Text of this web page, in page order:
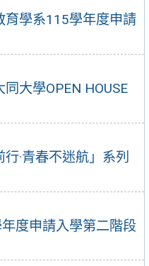
育學系115學年度申請
大學OPEN HOUSE
·青春不迷航」系列
度申請入學第二階段